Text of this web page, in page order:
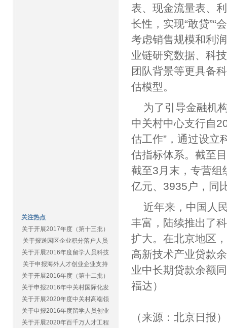
关注热点
关于开展2017年度（第十三批）
关于报送园区企业积分落户人员
关于开展2016年度留学人员科技
关于申报海外人才创业企业支持
关于开展2016年度（第十二批）
关于申报2016年中关村国际化发
关于开展2020年度中关村高端领
关于申报2016年度留学人员创业
关于开展2020年百千万人才工程
表、现金流量表、
长性，实现“敢贷”“
考虑销售规模和利
业链研究数据、科
团队背景等更具备
估模型。
为了引导金融机
中关村中心支行自
估工作”，通过设立
估指标体系。截至
截至3月末，专营组
亿元、3935户，同
近年来，中国人
丰富，陆续推出了
扩大。在北京地区
高新技术产业贷款
业中长期贷款余额
福达）
（来源：北京日报）